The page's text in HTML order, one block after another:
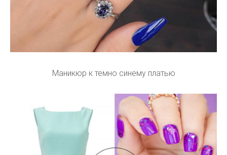
Маникюр к темно синему платью